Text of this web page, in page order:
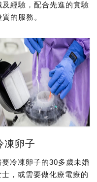
經驗，配合先進的實驗
的服務。
凍卵子
要冷凍卵子的30多歲未婚
士，或需要做化療電療的